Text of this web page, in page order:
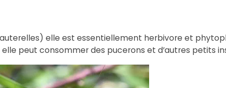
elle est essentiellement herbivore et
peut consommer des pucerons et d’autres petits